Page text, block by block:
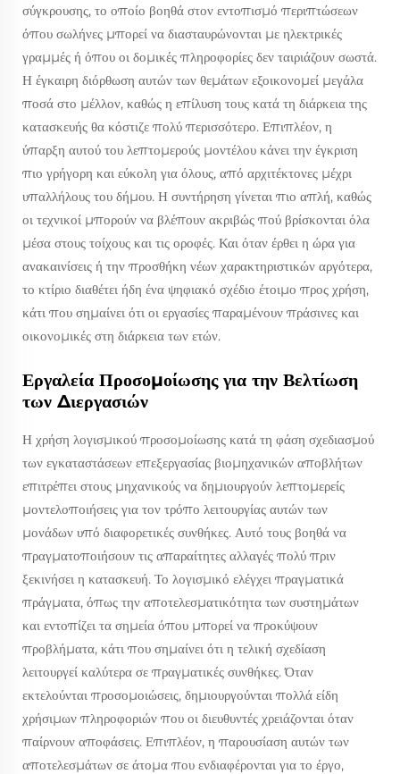
σύγκρουσης, το οποίο βοηθά στον εντοπισμό περιπτώσεων
όπου σωλήνες μπορεί να διασταυρώνονται με ηλεκτρικές
γραμμές ή όπου οι δομικές πληροφορίες δεν ταιριάζουν σωστά.
Η έγκαιρη διόρθωση αυτών των θεμάτων εξοικονομεί μεγάλα
ποσά στο μέλλον, καθώς η επίλυση τους κατά τη διάρκεια της
κατασκευής θα κόστιζε πολύ περισσότερο. Επιπλέον, η
ύπαρξη αυτού του λεπτομερούς μοντέλου κάνει την έγκριση
πιο γρήγορη και εύκολη για όλους, από αρχιτέκτονες μέχρι
υπαλλήλους του δήμου. Η συντήρηση γίνεται πιο απλή, καθώς
οι τεχνικοί μπορούν να βλέπουν ακριβώς πού βρίσκονται όλα
μέσα στους τοίχους και τις οροφές. Και όταν έρθει η ώρα για
ανακαινίσεις ή την προσθήκη νέων χαρακτηριστικών αργότερα,
το κτίριο διαθέτει ήδη ένα ψηφιακό σχέδιο έτοιμο προς χρήση,
κάτι που σημαίνει ότι οι εργασίες παραμένουν πράσινες και
οικονομικές στη διάρκεια των ετών.
Εργαλεία Προσομοίωσης για την Βελτίωση
των Διεργασιών
Η χρήση λογισμικού προσομοίωσης κατά τη φάση σχεδιασμού
των εγκαταστάσεων επεξεργασίας βιομηχανικών αποβλήτων
επιτρέπει στους μηχανικούς να δημιουργούν λεπτομερείς
μοντελοποιήσεις για τον τρόπο λειτουργίας αυτών των
μονάδων υπό διαφορετικές συνθήκες. Αυτό τους βοηθά να
πραγματοποιήσουν τις απαραίτητες αλλαγές πολύ πριν
ξεκινήσει η κατασκευή. Το λογισμικό ελέγχει πραγματικά
πράγματα, όπως την αποτελεσματικότητα των συστημάτων
και εντοπίζει τα σημεία όπου μπορεί να προκύψουν
προβλήματα, κάτι που σημαίνει ότι η τελική σχεδίαση
λειτουργεί καλύτερα σε πραγματικές συνθήκες. Όταν
εκτελούνται προσομοιώσεις, δημιουργούνται πολλά είδη
χρήσιμων πληροφοριών που οι διευθυντές χρειάζονται όταν
παίρνουν αποφάσεις. Επιπλέον, η παρουσίαση αυτών των
αποτελεσμάτων σε άτομα που ενδιαφέρονται για το έργο,